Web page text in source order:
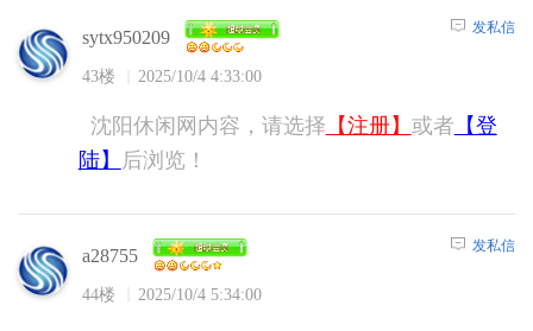
sytx950209
43楼 2025/10/4 4:33:00
发私信
沈阳休闲网内容，请选择 【注册】 或者 【登
陆】
后浏览！
a28755
44楼 2025/10/4 5:34:00
发私信